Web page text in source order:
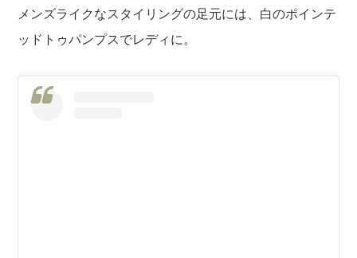
メンズライクなスタイリングの足元には、白のポインテ
ッドトゥパンプスでレディに。